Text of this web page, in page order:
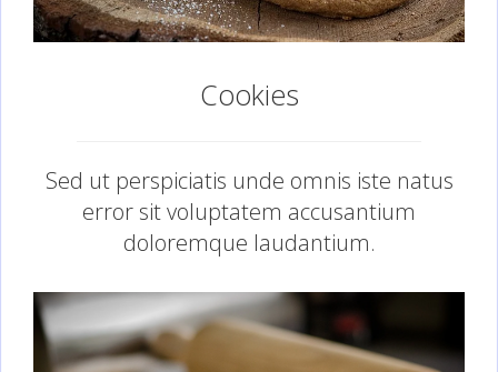
Cookies
Sed ut perspiciatis unde omnis iste natus
error sit voluptatem accusantium
doloremque laudantium.